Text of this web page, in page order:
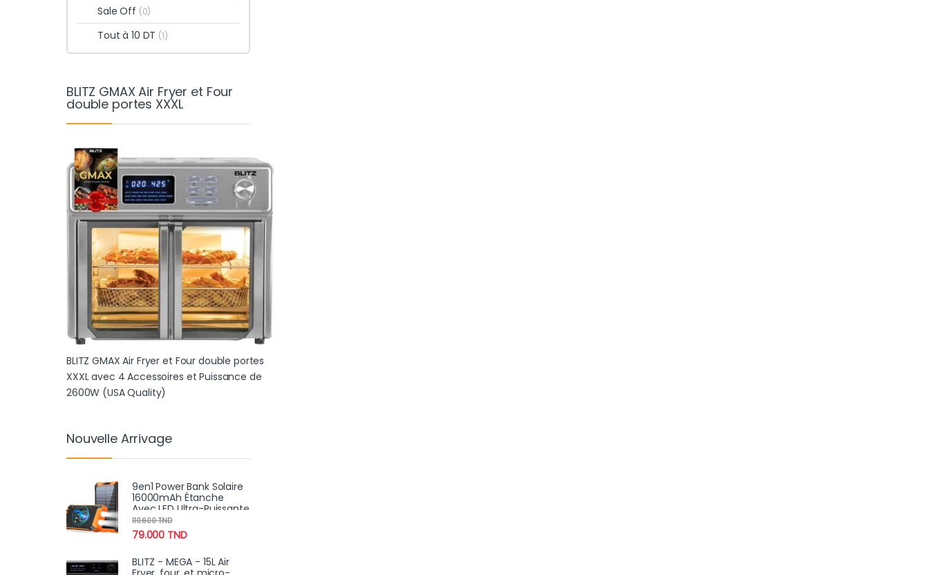
Sale Off (0)
Tout à 10 DT (1)
BLITZ GMAX Air Fryer et Four
double portes XXXL
BLITZ GMAX Air Fryer et Four double portes
XXXL avec 4 Accessoires et Puissance de
2600W (USA Quality)
Nouvelle Arrivage
9en1 Power Bank Solaire
16000mAh Étanche
Avec LED Ultra-Puissante
79.000 TND
110.600TND
BLITZ - MEGA - 15L Air